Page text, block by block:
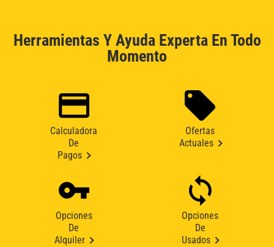
Herramientas Y Ayuda Experta En Todo
Momento
Calculadora
De
Pagos
Ofertas
Actuales
Opciones
De
Alquiler
Opciones
De
Usados